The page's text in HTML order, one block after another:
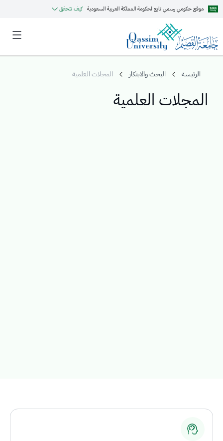
موقع حكومي رسمي تابع لحكومة المملكة العربية السعودية كيف تتحقق
الرئيسة البحث والابتكار المجلات العلمية
المجلات العلمية